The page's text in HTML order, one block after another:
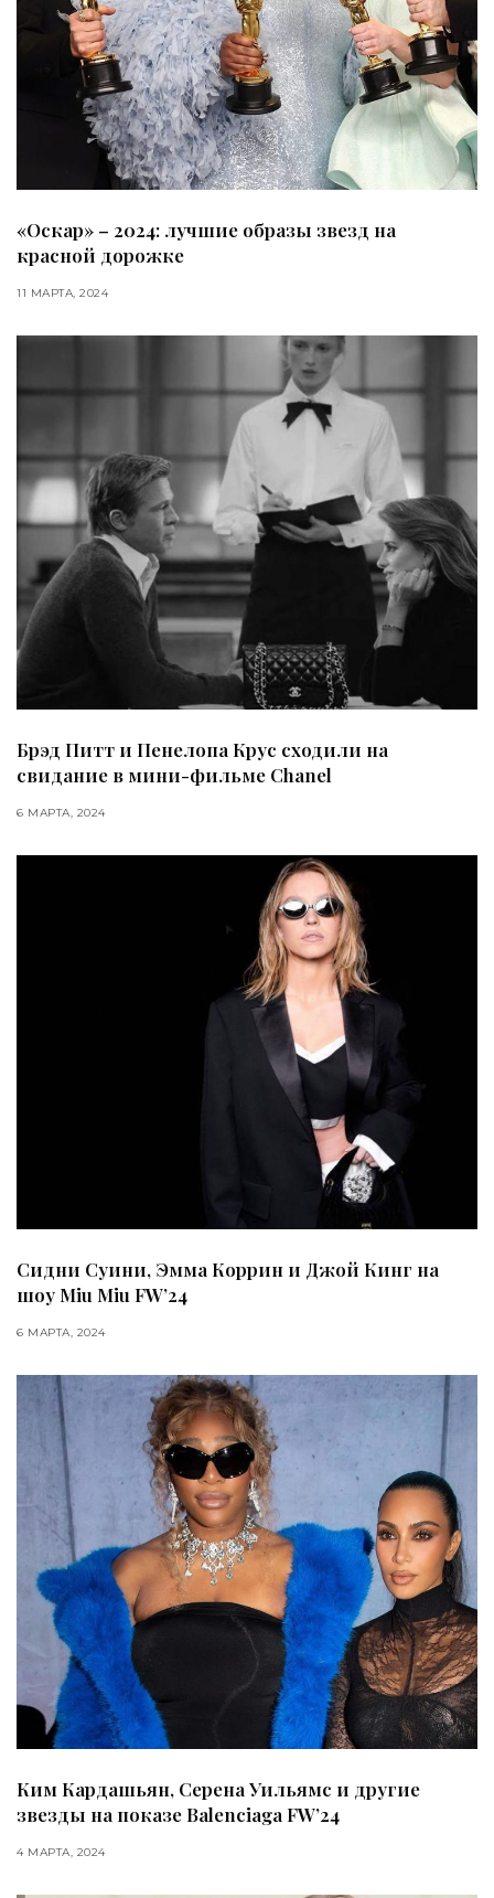
«Оскар» – 2024: лучшие образы звезд на
красной дорожке
11 МАРТА, 2024
Брэд Питт и Пенелопа Крус сходили на
свидание в мини-фильме Chanel
6 МАРТА, 2024
Сидни Суини, Эмма Коррин и Джой Кинг на
шоу Miu Miu FW’24
6 МАРТА, 2024
Ким Кардашьян, Серена Уильямс и другие
звезды на показе Balenciaga FW’24
4 МАРТА, 2024